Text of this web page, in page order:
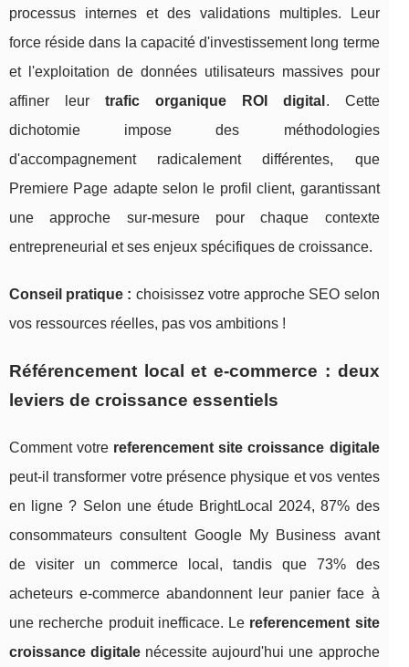
processus internes et des validations multiples. Leur
force réside dans la capacité d'investissement long terme
et l'exploitation de données utilisateurs massives pour
affiner leurtrafic organique ROI digital . Cette
dichotomie impose des méthodologies
d'accompagnement radicalement différentes, que
Premiere Page adapte selon le profil client, garantissant
une approche sur-mesure pour chaque contexte
entrepreneurial et ses enjeux spécifiques de croissance.
Conseil pratique : choisissez votre approche SEO selon
vos ressources réelles, pas vos ambitions !
Référencement local et e-commerce : deux
leviers de croissance essentiels
Comment votre referencement site croissance digitale
peut-il transformer votre présence physique et vos ventes
en ligne ? Selon une étude BrightLocal 2024, 87% des
consommateurs consultent Google My Business avant
de visiter un commerce local, tandis que 73% des
acheteurs e-commerce abandonnent leur panier face à
une recherche produit inefficace. Le referencement site
croissance digitale nécessite aujourd'hui une approche